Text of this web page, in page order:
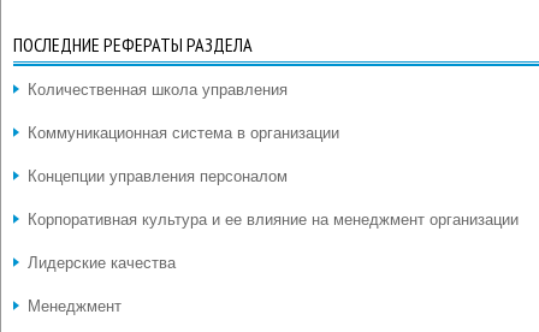
ПОСЛЕДНИЕ РЕФЕРАТЫ РАЗДЕЛА
Количественная школа управления
Коммуникационная система в организации
Концепции управления персоналом
Корпоративная культура и ее влияние на менеджмент организации
Лидерские качества
Менеджмент